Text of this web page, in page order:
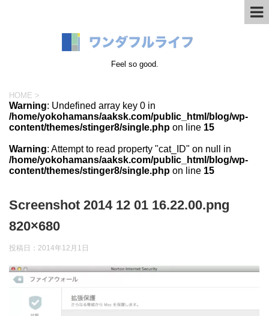
Feel so good.
HOME >
Warning: Undefined array key 0 in
/home/yokohamans/aaksk.com/public_html/blog/wp-
content/themes/stinger8/single.php on line 15
Warning: Attempt to read property "cat_ID" on null in
/home/yokohamans/aaksk.com/public_html/blog/wp-
content/themes/stinger8/single.php on line 15
Screenshot 2014 12 01 16.22.00.png
820×680
投稿日： 2014年12月1日